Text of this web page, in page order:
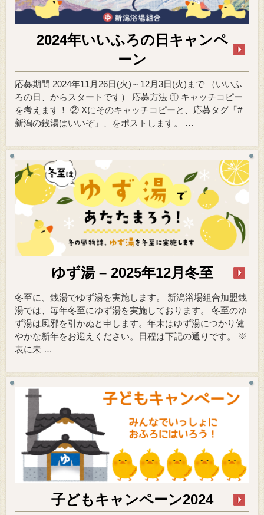
2024年いいふろの日キャンペ
ーン
応募期間 2024年11月26日(火)～12月3日(火)まで （いいふ
ろの日、からスタートです） 応募方法 ① キャッチコピー
を考えます！ ② Xにそのキャッチコピーと、応募タグ「#
新潟の銭湯はいいぞ」、をポストします。 …
ゆず湯 – 2025年12月冬至
冬至に、銭湯でゆず湯を実施します。 新潟浴場組合加盟銭
湯では、毎年冬至にゆず湯を実施しております。 冬至のゆ
ず湯は風邪を引かぬと申します。年末はゆず湯につかり健
やかな新年をお迎えください。日程は下記の通りです。 ※
表に未 …
子どもキャンペーン2024